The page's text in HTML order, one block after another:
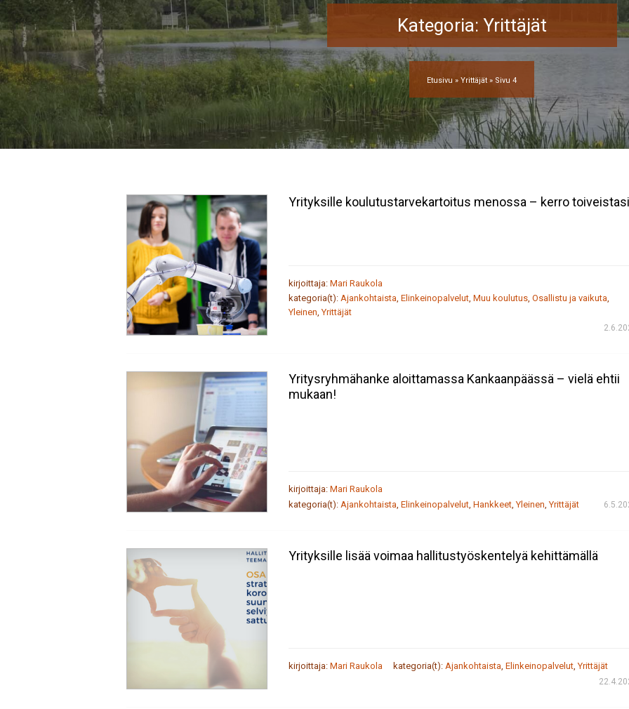
Kategoria: Yrittäjät
Etusivu » Yrittäjät » Sivu 4
Yrityksille koulutustarvekartoitus menossa – kerro
kirjoittaja: Mari Raukola
kategoria(t): Ajankohtaista Elinkeinopalvelut, Muu koulutus, Osallistu ja vaikuta
Yleinen ,Yrittäjät
Yritysryhmähanke aloittamassa Kankaanpäässä – vielä ehtii
mukaan!
kirjoittaja: Mari Raukola
kategoria(t): Ajankohtaista Elinkeinopalvelut, Hankkeet,Yleinen ,Yrittäjät
Yrityksille lisää voimaa hallitustyöskentelyä kehittämällä
kirjoittaja: Mari Raukola kategoria(t): Ajankohtaista Elinkeinopalvelut,Yrittäjät